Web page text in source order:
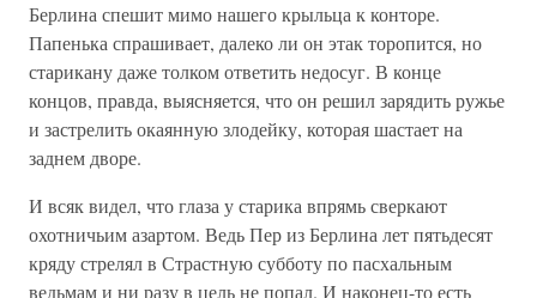
Берлина спешит мимо нашего крыльца к конторе.
Папенька спрашивает, далеко ли он этак торопится, но
старикану даже толком ответить недосуг. В конце
концов, правда, выясняется, что он решил зарядить ружье
и застрелить окаянную злодейку, которая шастает на
заднем дворе.
И всяк видел, что глаза у старика впрямь сверкают
охотничьим азартом. Ведь Пер из Берлина лет пятьдесят
кряду стрелял в Страстную субботу по пасхальным
ведьмам и ни разу в цель не попал. И наконец-то есть